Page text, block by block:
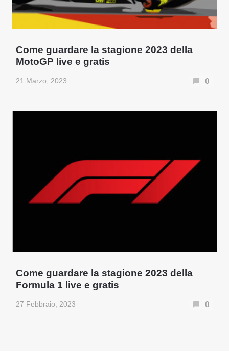
Come guardare la stagione 2023 della
MotoGP live e gratis
21 Marzo, 2023 0
Come guardare la stagione 2023 della
Formula 1 live e gratis
27 Febbraio, 2023 0